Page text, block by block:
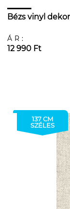
Bézs vinyl
ÁR:
12 990 Ft
137 CM
SZÉLES